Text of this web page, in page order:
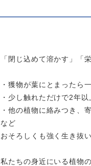
「閉じ込めて溶かす」「
・獲物が葉にとまったら
・少し触れただけで2年
・他の植物に絡みつき、
など
おそろしくも強く生き抜
私たちの身近にいる植物